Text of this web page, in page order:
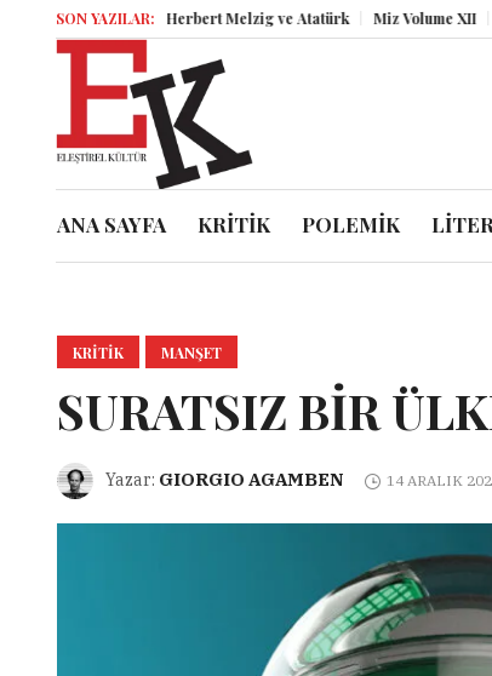
SON YAZILAR:Herbert Melzig ve Atatürk Miz Volume XII
ANA SAYFA KRİTİK POLEMİK
KRITIK MANŞET
SURATSIZ BİR
Yazar: GIORGIO AGAMBEN 14 ARALIK